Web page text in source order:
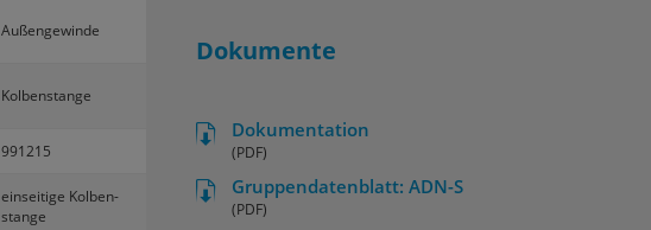
Au­ßen­ge­win­de
Kol­ben­stan­ge
991215
ein­sei­ti­ge Kol­ben­
stan­ge
Dokumente
Dokumentation
(PDF)
Gruppendatenblatt: ADN-S
(PDF)